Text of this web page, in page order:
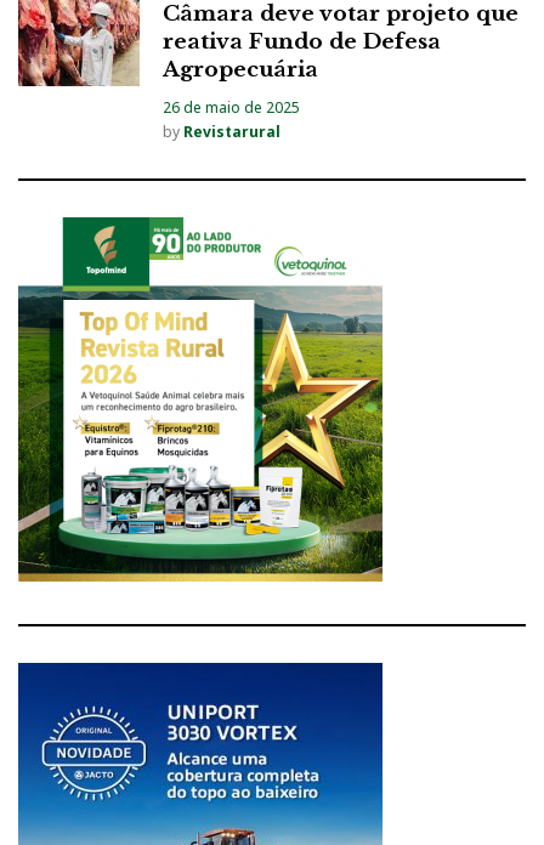
Câmara deve votar projeto que
reativa Fundo de Defesa
Agropecuária
26 de maio de 2025
by Revistarural